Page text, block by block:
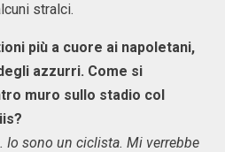
stralci.
più a cuore ai napoletani,
azzurri. Come si
muro sullo stadio col
Io sono un ciclista. Mi verrebbe